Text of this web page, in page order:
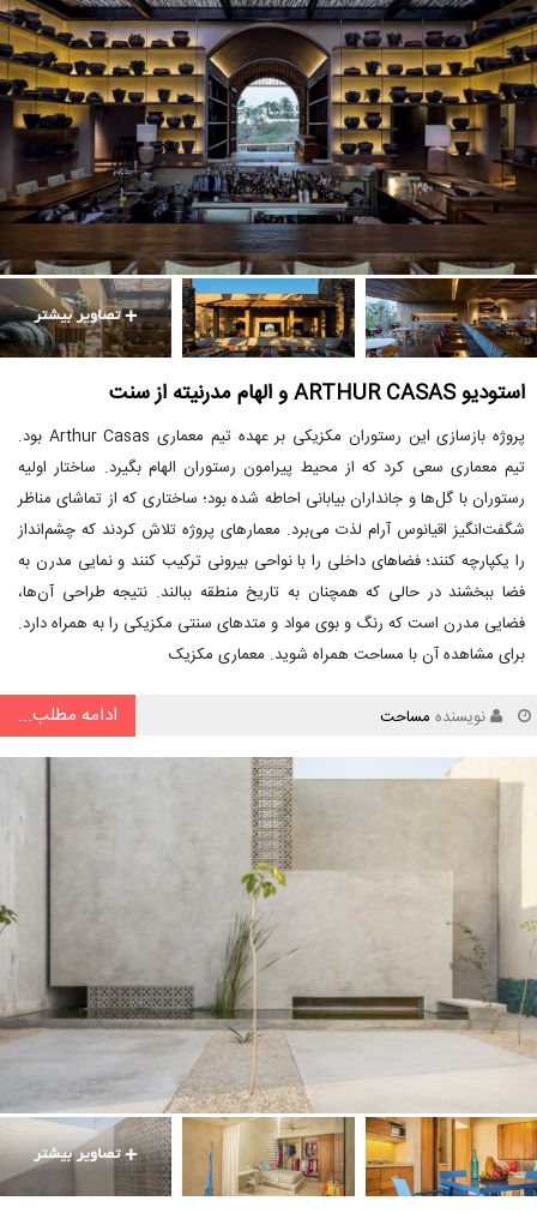
استودیو ARTHUR CASAS و الهام مدرنیته از سنت
پروژه بازسازی این رستوران مکزیکی بر عهده تیم معماری Arthur Casas بود.
تیم معماری سعی کرد که از محیط پیرامون رستوران الهام بگیرد. ساختار اولیه
رستوران با گل‌ها و جانداران بیابانی احاطه شده بود؛ ساختاری که از تماشای مناظر
شگفت‌انگیز اقیانوس آرام لذت می‌برد. معمارهای پروژه تلاش کردند که چشم‌انداز
را یکپارچه کنند؛ فضاهای داخلی را با نواحی بیرونی ترکیب کنند و نمایی مدرن به
فضا ببخشند در حالی که همچنان به تاریخ منطقه ببالند. نتیجه طراحی آن‌ها،
فضایی مدرن است که رنگ و بوی مواد و متدهای سنتی مکزیکی را به همراه دارد.
برای مشاهده آن با مساحت همراه شوید. معماری مکزیک
نویسنده مساحت ادامه مطلب...